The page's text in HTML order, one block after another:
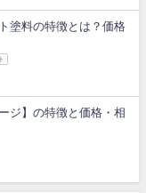
塗料の特徴とは？価格
ジ】の特徴と価格・相